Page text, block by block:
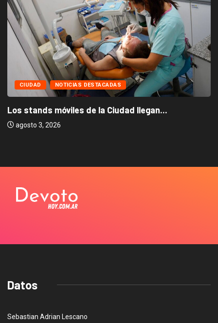
CIUDAD NOTICIAS DESTACADAS
Los stands móviles de la Ciudad llegan...
agosto 3, 2026
Datos
Sebastian Adrian Lescano